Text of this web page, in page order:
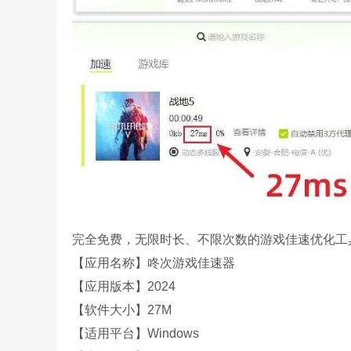
完全免费，无限时长、不限次数的游戏佳速优化工
【应用名称】咚次游戏佳速器
【应用版本】2024
【软件大小】27M
【适用平台】Windows